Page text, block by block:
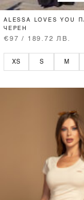
ALESSA LOVES YOU
ЧЕРЕН
€97 / 189.72 ЛВ.
XS S M